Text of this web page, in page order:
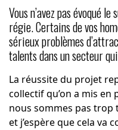
Vous n’avez pas évoqué
régie. Certains de vos
sérieux problèmes
talents dans un secteur
La réussite du projet
collectif qu’on a mis en
nous sommes pas trop
et j’espère que cela va